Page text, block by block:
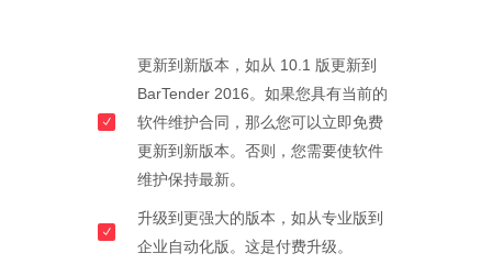
更新到新版本，如从 10.1 版更新到
BarTender 2016。如果您具有当前的
软件维护合同，那么您可以立即免费
更新到新版本。否则，您需要使软件
维护保持最新。
升级到更强大的版本，如从专业版到
企业自动化版。这是付费升级。